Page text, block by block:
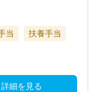
当
扶養手当
詳細を見る